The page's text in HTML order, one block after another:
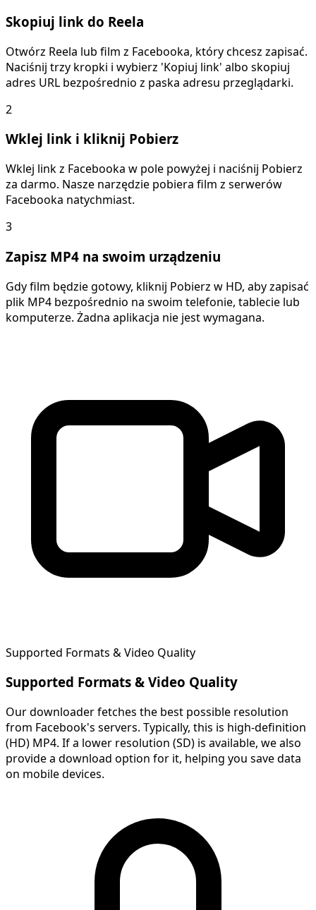
Skopiuj link do Reela
Otwórz Reela lub film z Facebooka, który chcesz zapisać.
Naciśnij trzy kropki i wybierz 'Kopiuj link' albo skopiuj
adres URL bezpośrednio z paska adresu przeglądarki.
2
Wklej link i kliknij Pobierz
Wklej link z Facebooka w pole powyżej i naciśnij Pobierz
za darmo. Nasze narzędzie pobiera film z serwerów
Facebooka natychmiast.
3
Zapisz MP4 na swoim urządzeniu
Gdy film będzie gotowy, kliknij Pobierz w HD, aby zapisać
plik MP4 bezpośrednio na swoim telefonie, tablecie lub
komputerze. Żadna aplikacja nie jest wymagana.
Supported Formats & Video Quality
Supported Formats & Video Quality
Our downloader fetches the best possible resolution
from Facebook's servers. Typically, this is high-definition
(HD) MP4. If a lower resolution (SD) is available, we also
provide a download option for it, helping you save data
on mobile devices.